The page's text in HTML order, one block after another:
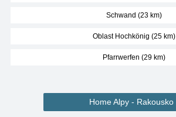
Schwand (23 km)
Oblast Hochkönig (25 km)
Pfarrwerfen (29 km)
Home Alpy - Rakousko